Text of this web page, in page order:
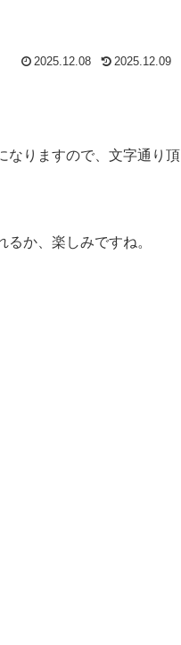
2025.12.08 2025.12.09
なりますので、文字通り頂
か、楽しみですね。